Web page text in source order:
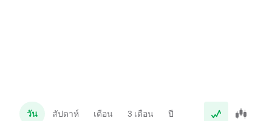
วัน สัปดาห์ เดือน 3 เดือน ปี